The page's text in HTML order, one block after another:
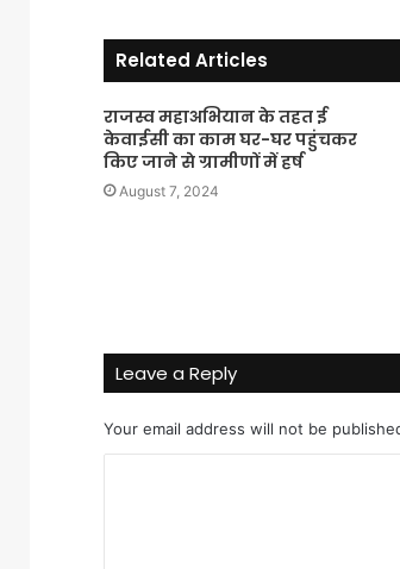
Related Articles
राजस्व महाअभियान के तहत ई
केवाईसी का काम घर-घर पहुंचकर
किए जाने से ग्रामीणों में हर्ष
August 7, 2024
Leave a Reply
Your email address will not be